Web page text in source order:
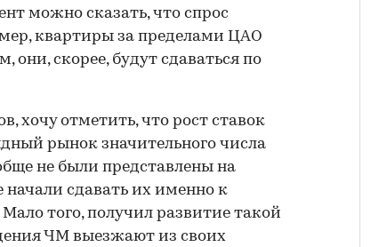
можно сказать, что спрос
квартиры за пределами ЦАО
они, скорее, будут сдаваться по
хочу отметить, что рост ставок
рынок значительного числа
не были представлены на
сдавать их именно к
того, получил развитие такой
ЧМ выезжают из своих